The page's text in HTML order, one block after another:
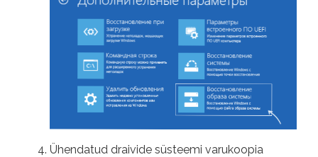
Ühendatud draivide süsteemi varukoopia